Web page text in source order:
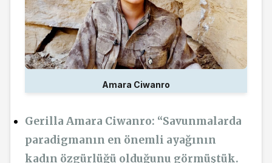
Amara Ciwanro
Gerilla Amara Ciwanro: “Savunmalarda
paradigmanın en önemli ayağının
kadın özgürlüğü olduğunu görmüştük.